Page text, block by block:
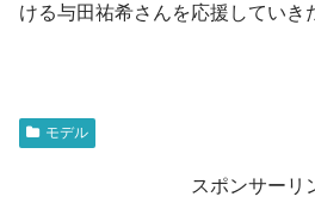
ける与田祐希さんを応援していき
モデル
スポンサーリ